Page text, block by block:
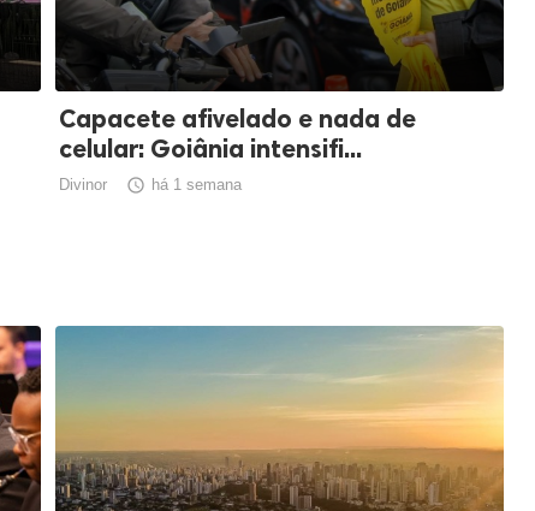
Capacete afivelado e nada de
celular: Goiânia intensifi...
Divinor  há 1 semana